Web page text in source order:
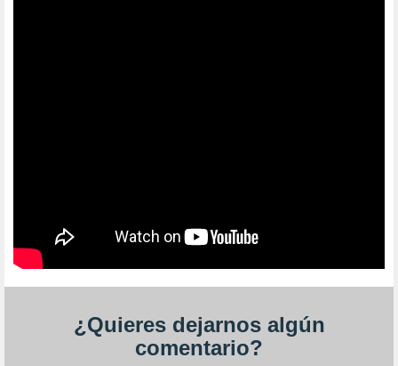
¿Quieres dejarnos algún
comentario?